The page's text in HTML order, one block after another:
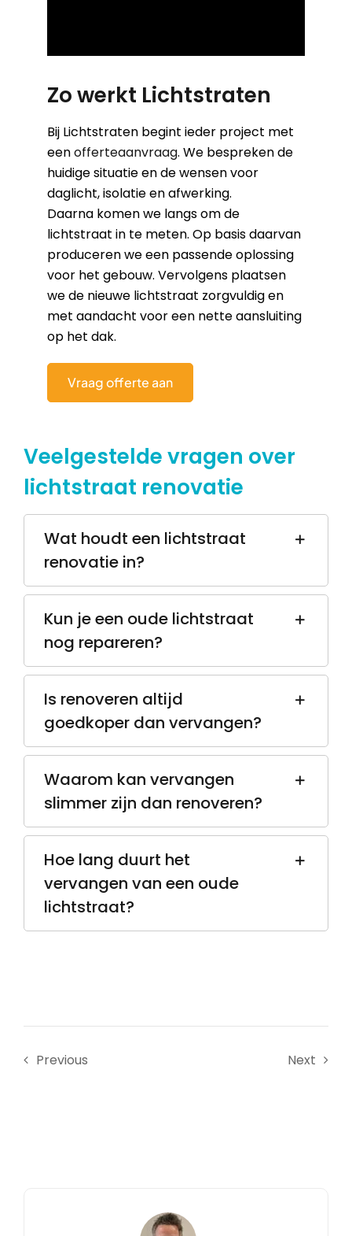
Zo werkt Lichtstraten
Bij Lichtstraten begint ieder project met
eenofferteaanvraag. We bespreken de
huidige situatie en de wensen voor
daglicht, isolatie en afwerking.
Daarna komen we langs om de
lichtstraat in te meten. Op basis daarvan
produceren we een passende oplossing
voor het gebouw. Vervolgens plaatsen
we de nieuwe lichtstraat zorgvuldig en
met aandacht voor een nette aansluiting
op het dak.
Vraag offerte aan
Veelgestelde vragen over
lichtstraat renovatie
Wat houdt een lichtstraat
renovatie in?
Kun je een oude lichtstraat
nog repareren?
Is renoveren altijd
goedkoper dan vervangen?
Waarom kan vervangen
slimmer zijn dan renoveren?
Hoe lang duurt het
vervangen van een oude
lichtstraat?
Previous Next